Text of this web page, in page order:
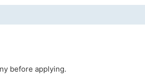
before applying.